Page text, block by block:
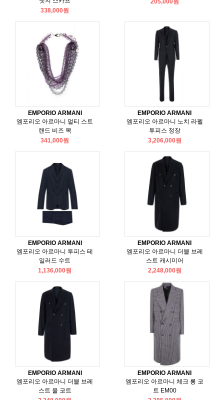
338,000원
205,000원
EMPORIO ARMANI
엠포리오 아르마니 멀티 스트
랜드 비즈 목
341,000원
EMPORIO ARMANI
엠포리오 아르마니 노치 라펠
투피스 정장
3,206,000원
EMPORIO ARMANI
엠포리오 아르마니 투피스 테
일러드 수트
1,136,000원
EMPORIO ARMANI
엠포리오 아르마니 더블 브레
스트 캐시미어
2,248,000원
EMPORIO ARMANI
엠포리오 아르마니 더블 브레
스트 울 코트
EMPORIO ARMANI
엠포리오 아르마니 체크 롱 코
트 EM00